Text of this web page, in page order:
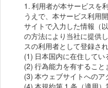
1. 利⽤者が本サービスを
うえで、本サービス利⽤
サイトで⼊⼒した情報（
の⽅法により当社に提供
スの利⽤者として登録さ
(1) ⽇本国内に在住してい
(2) ⾏為能⼒を有するこ
(3) 本ウェブサイトへの